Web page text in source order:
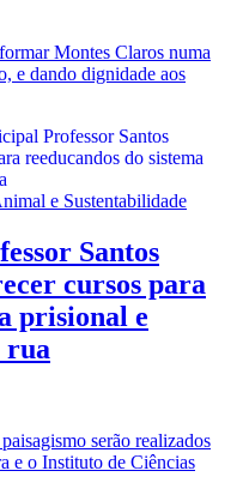
Montes Claros numa
e dando dignidade aos
e Sustentabilidade
Santos
cursos para
prisional e
rua
serão realizados
e o Instituto de Ciências